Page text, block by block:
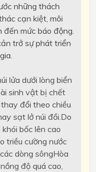
những thách
cạn kiệt, môi
đến mức báo động.
trở sự phát triển
lửa dưới lòng biển
sinh vật bị chết
đổi theo chiều
sạt lở núi đồi.Do
bốc lên cao
triều cường nước
dòng sôngHòa
độ quá cao,